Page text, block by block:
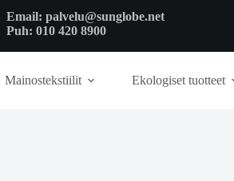
Email: palvelu@sunglobe.net
Puh: 010 420 8900
Mainostekstiilit Ekologiset tuotteet